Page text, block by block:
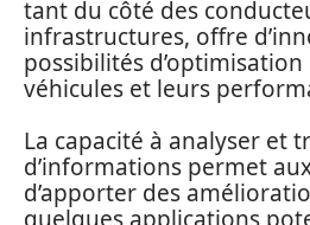
tant du côté des
infrastructures, offre
possibilités
véhicules et leurs
La capacité à analyser et
d’informations permet
d’apporter des